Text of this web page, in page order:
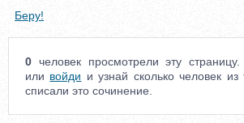
Беру!
0 человек просмотрели эту страницу.
или войди и узнай сколько человек
списали это сочинение.